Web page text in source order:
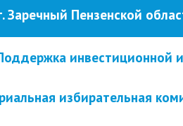
Пензенской
инвестиционной
избирательная